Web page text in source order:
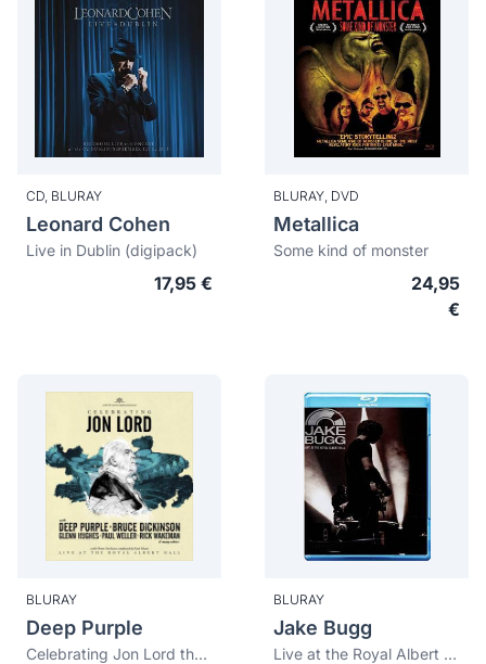
CD, BLURAY
Leonard Cohen
Live in Dublin (digipack)
17,95 €
BLURAY, DVD
Metallica
Some kind of monster
24,95
€
BLURAY
Deep Purple
Celebrating Jon Lord the composer. Live at the Royal Albert Hall
BLURAY
Jake Bugg
Live at the Royal Albert Hall